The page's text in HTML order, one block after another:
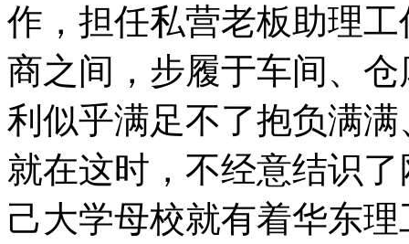
作，担任私营老板助理
商之间，步履于车间、
利似乎满足不了抱负满
就在这时，不经意结识
己大学母校就有着华东